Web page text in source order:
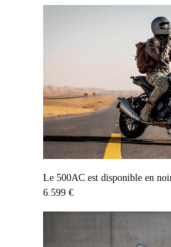
Le 500AC est disponible en
6.599 €